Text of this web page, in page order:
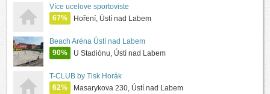
Více ucelove sportoviste
67%
Hoření, Ústí nad Labem
Beach Aréna Ústí nad Labem
90%
U Stadiónu, Ústí nad Labem
T-CLUB by Tisk Horák
62%
Masarykova 230, Ústí nad Labem